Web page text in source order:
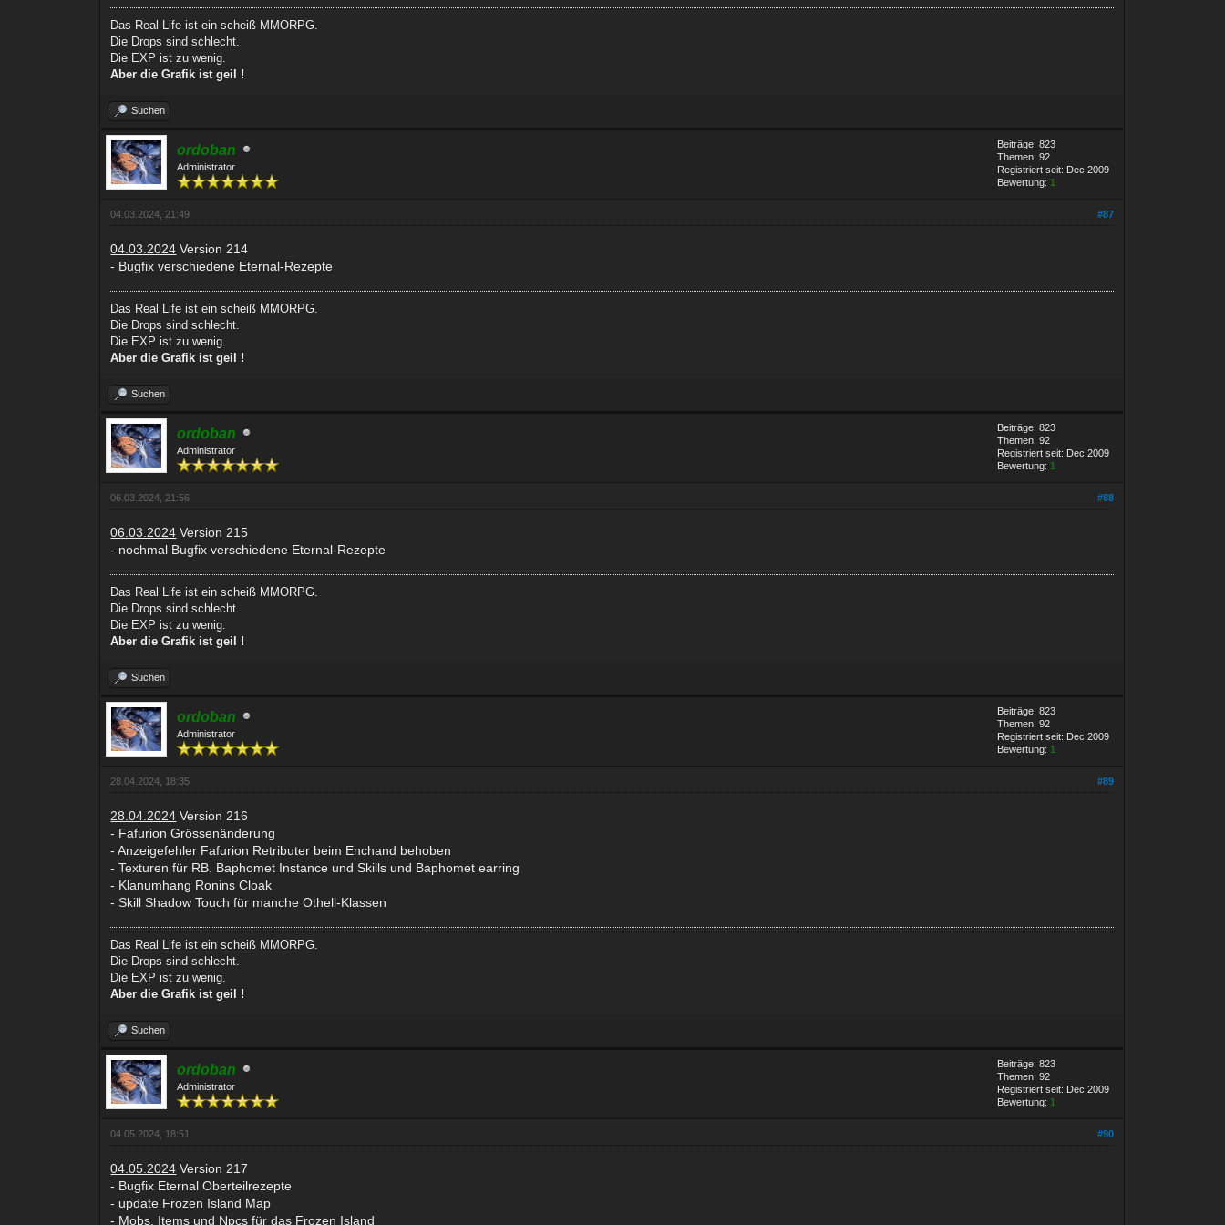
Das Real Life ist ein scheiß MMORPG.
Die Drops sind schlecht.
Die EXP ist zu wenig.
Aber die Grafik ist geil !
Suchen
ordoban
Administrator
Beiträge: 823
Themen: 92
Registriert seit: Dec 2009
Bewertung: 1
#87
04.03.2024, 21:49
04.03.2024 Version 214
- Bugfix verschiedene Eternal-Rezepte
Das Real Life ist ein scheiß MMORPG.
Die Drops sind schlecht.
Die EXP ist zu wenig.
Aber die Grafik ist geil !
Suchen
ordoban
Administrator
Beiträge: 823
Themen: 92
Registriert seit: Dec 2009
Bewertung: 1
#88
06.03.2024, 21:56
06.03.2024 Version 215
- nochmal Bugfix verschiedene Eternal-Rezepte
Das Real Life ist ein scheiß MMORPG.
Die Drops sind schlecht.
Die EXP ist zu wenig.
Aber die Grafik ist geil !
Suchen
ordoban
Administrator
Beiträge: 823
Themen: 92
Registriert seit: Dec 2009
Bewertung: 1
#89
28.04.2024, 18:35
28.04.2024 Version 216
- Fafurion Grössenänderung
- Anzeigefehler Fafurion Retributer beim Enchand behoben
- Texturen für RB. Baphomet Instance und Skills und Baphomet earring
- Klanumhang Ronins Cloak
- Skill Shadow Touch für manche Othell-Klassen
Das Real Life ist ein scheiß MMORPG.
Die Drops sind schlecht.
Die EXP ist zu wenig.
Aber die Grafik ist geil !
Suchen
ordoban
Administrator
Beiträge: 823
Themen: 92
Registriert seit: Dec 2009
Bewertung: 1
#90
04.05.2024, 18:51
04.05.2024 Version 217
- Bugfix Eternal Oberteilrezepte
- update Frozen Island Map
- Mobs, Items und Npcs für das Frozen Island